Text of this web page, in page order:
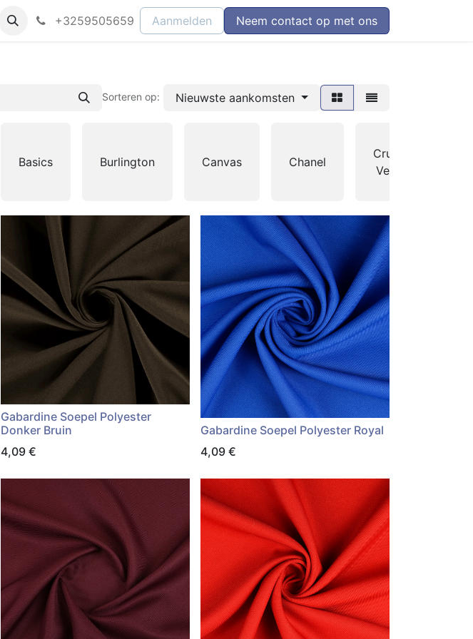
+3259505659 Aanmelden Neem contact op met ons
Sorteren op: Nieuwste aankomsten
Basics Burlington Canvas Chanel
Crushed
Velours
Gabardine Soepel Polyester
Donker Bruin
4,09 €
Gabardine Soepel Polyester Royal
4,09 €